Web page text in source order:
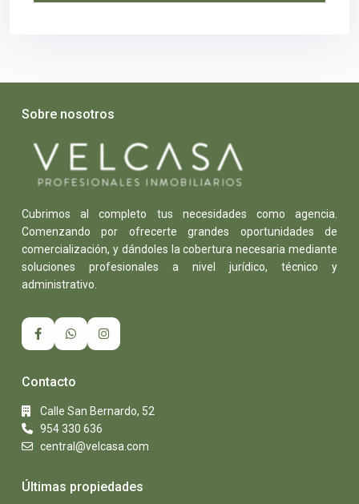
Sobre nosotros
Cubrimos al completo tus necesidades como agencia.
Comenzando por ofrecerte grandes oportunidades de
comercialización, y dándoles la cobertura necesaria mediante
soluciones profesionales a nivel jurídico, técnico y
administrativo.
Contacto
Calle San Bernardo, 52
954 330 636
central@velcasa.com
Últimas propiedades